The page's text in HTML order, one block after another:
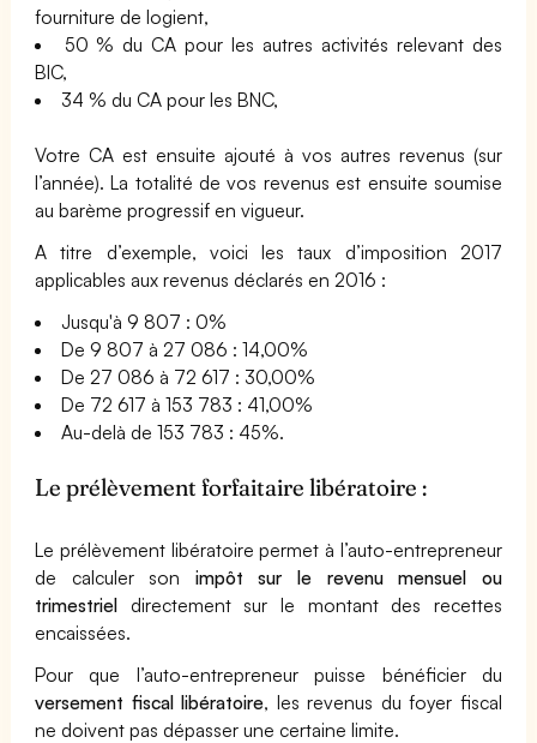
fourniture de logient,
50 % du CA pour les autres activités relevant des
BIC,
34 % du CA pour les BNC,
Votre CA est ensuite ajouté à vos autres revenus (sur
l’année). La totalité de vos revenus est ensuite soumise
au barème progressif en vigueur.
A titre d’exemple, voici les taux d’imposition 2017
applicables aux revenus déclarés en 2016 :
Jusqu'à 9 807 : 0%
De 9 807 à 27 086 : 14,00%
De 27 086 à 72 617 : 30,00%
De 72 617 à 153 783 : 41,00%
Au-delà de 153 783 : 45%.
Le prélèvement forfaitaire libératoire :
Le prélèvement libératoire permet à l’auto-entrepreneur
de calculer son impôt sur le revenu mensuel ou
trimestriel directement sur le montant des recettes
encaissées.
Pour que l’auto-entrepreneur puisse bénéficier du
versement fiscal libératoire, les revenus du foyer fiscal
ne doivent pas dépasser une certaine limite.